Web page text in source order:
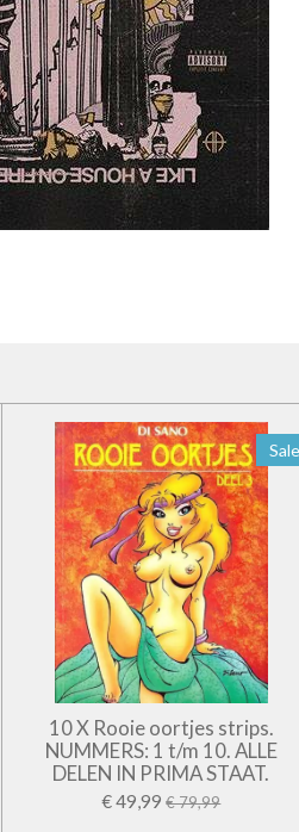
10 X Rooie oortjes strips.
NUMMERS: 1 t/m 10. ALLE
DELEN IN PRIMA STAAT.
€ 49,99 € 79,99